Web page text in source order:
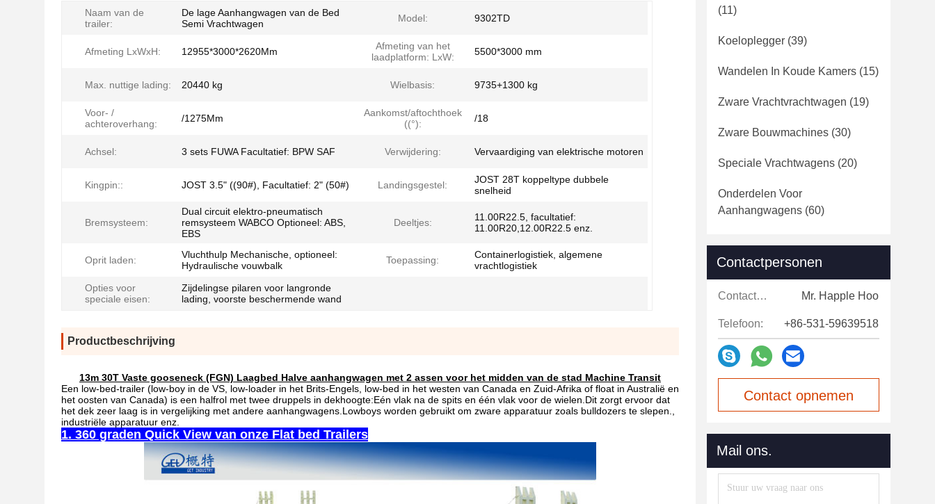
Naam van de
trailer:
De lage Aanhangwagen van de Bed
Semi Vrachtwagen
Model: 9302TD
Afmeting LxWxH: 12955*3000*2620Mm
Afmeting van het
laadplatform: LxW:
5500*3000 mm
Max. nuttige lading: 20440 kg Wielbasis: 9735+1300 kg
Voor- /
achteroverhang:
/1275Mm
Aankomst/aftochthoek
((°):
/18
Achsel: 3 sets FUWA Facultatief: BPW SAF Verwijdering: Vervaardiging van elektrische motoren
Kingpin:: JOST 3.5" ((90#), Facultatief: 2" (50#) Landingsgestel:
JOST 28T koppeltype dubbele
snelheid
Bremsysteem:
Dual circuit elektro-pneumatisch
remsysteem WABCO Optioneel: ABS,
EBS
Deeltjes:
11.00R22.5, facultatief:
11.00R20,12.00R22.5 enz.
Oprit laden:
Vluchthulp Mechanische, optioneel:
Hydraulische vouwbalk
Toepassing:
Containerlogistiek, algemene
vrachtlogistiek
Opties voor
speciale eisen:
Zijdelingse pilaren voor langronde
lading, voorste beschermende wand
Productbeschrijving
13m 30T Vaste gooseneck (FGN) Laagbed Halve aanhangwagen met 2 assen voor het midden van de stad Machine Transit
Een low-bed-trailer (low-boy in de VS, low-loader in het Brits-Engels, low-bed in het westen van Canada en Zuid-Afrika of float in Australië en
het oosten van Canada) is een halfrol met twee druppels in dekhoogte:Eén vlak na de spits en één vlak voor de wielen.Dit zorgt ervoor dat
het dek zeer laag is in vergelijking met andere aanhangwagens.Lowboys worden gebruikt om zware apparatuur zoals bulldozers te slepen.,
industriële apparatuur enz.
1. 360 graden Quick View van onze Flat bed Trailers
(11)
Koeloplegger (39)
Wandelen In Koude Kamers (15)
Zware Vrachtvrachtwagen (19)
Zware Bouwmachines (30)
Speciale Vrachtwagens (20)
Onderdelen Voor
Aanhangwagens (60)
Contactpersonen
Contactpersonen: Mr. Happle Hoo
Telefoon: +86-531-59639518
Contact opnemen
Mail ons.